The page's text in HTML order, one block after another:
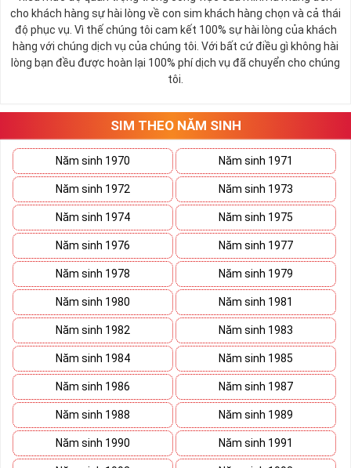
Sim Lục Quý 9 có ý nghĩa gì?
đạt, người có vị thế khẳng định tên tuổi, uy tín của mình trên
thương trường. Sở hữu sim số đẹp lục quý, sim lục quý 9 nói chung
sẽ giúp bạn xây dựng thương hiệu, tạo ấn tượng với đối tác kinh
doanh biến nó thành vũ khí sắc bén đánh bại mọi đối thủ cạnh
tranh trên bàn đàm phán.
Ý nghĩa Sim Lục Quý 9 được coi biểu trưng cho sức mạnh và quyền
lực của bậc đế vương. Việc kết hợp 6 con số 9 lại thành bộ lục quý
sẽ giúp chosim số đẹpgiàu ý nghĩa phong thủy thể hiện đẳng cấp,
địa vị và tiền tài.
Theo phong thủy đây còn là số sim kích tài, chiêu lộc đem đến
cuộc sống giàu sang phú quý cho mọi người. Bên cạnh đó số sim
còn là bùa hộ mệnh xua đuổi tà khí, vận hạn giúp cuộc sống bạn
luôn bình an và hạnh phúc.
Tại sao nên sở hữu Sim Lục Quý 9?
cho khách hàng sự hài lòng về con sim khách hàng chọn và cả thái
độ phục vụ. Vì thế chúng tôi cam kết 100% sự hài lòng của khách
hàng với chúng dịch vụ của chúng tôi. Với bất cứ điều gì không hài
lòng bạn đều được hoàn lại 100% phí dịch vụ đã chuyển cho chúng
tôi.
SIM THEO NĂM SINH
Năm sinh 1970 Năm sinh 1971
Năm sinh 1972 Năm sinh 1973
Năm sinh 1974 Năm sinh 1975
Năm sinh 1976 Năm sinh 1977
Năm sinh 1978 Năm sinh 1979
Năm sinh 1980 Năm sinh 1981
Năm sinh 1982 Năm sinh 1983
Năm sinh 1984 Năm sinh 1985
Năm sinh 1986 Năm sinh 1987
Năm sinh 1988 Năm sinh 1989
Năm sinh 1990 Năm sinh 1991